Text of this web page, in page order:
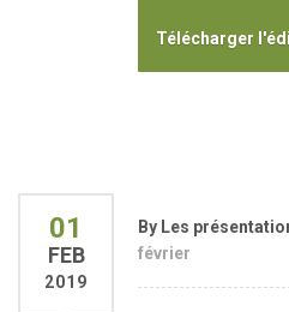
Télécharger
01
FEB
2019
By Les
février